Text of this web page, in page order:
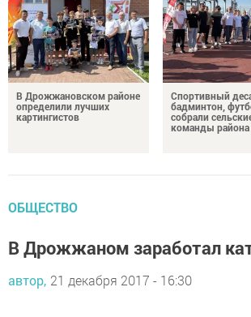
В Дрожжановском районе
определили лучших
картингистов
Спортивный
бадминтон,
собрали
команды района
ОБЩЕСТВО
В Дрожжаном заработал
автор, 21 декабря 2017 - 16:30